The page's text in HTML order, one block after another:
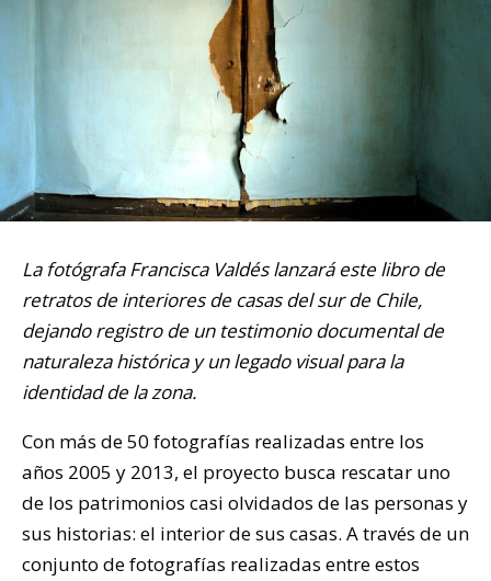
La fotógrafa Francisca Valdés lanzará este libro de
retratos de interiores de casas del sur de Chile,
dejando registro de un testimonio documental de
naturaleza histórica y un legado visual para la
identidad de la zona.
Con más de 50 fotografías realizadas entre los
años 2005 y 2013, el proyecto busca rescatar uno
de los patrimonios casi olvidados de las personas y
sus historias: el interior de sus casas. A través de un
conjunto de fotografías realizadas entre estos